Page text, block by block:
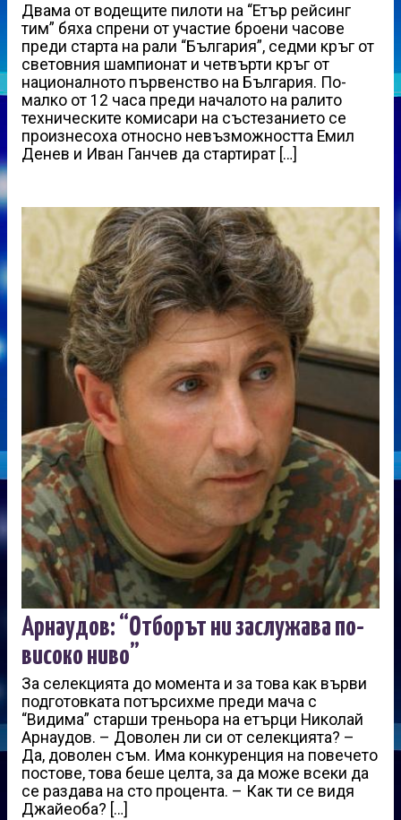
Двама от водещите пилоти на “Етър рейсинг
тим” бяха спрени от участие броени часове
преди старта на рали “България”, седми кръг от
световния шампионат и четвърти кръг от
националното първенство на България. По-
малко от 12 часа преди началото на ралито
техническите комисари на състезанието се
произнeсоха относно невъзможността Емил
Денев и Иван Ганчев да стартират […]
Арнаудов: “Отборът ни заслужава по-
високо ниво”
За селекцията до момента и за това как върви
подготовката потърсихме преди мача с
“Видима” старши треньора на етърци Николай
Арнаудов. – Доволен ли си от селекцията? –
Да, доволен съм. Има конкуренция на повечето
постове, това беше целта, за да може всеки да
се раздава на сто процента. – Как ти се видя
Джайеоба? […]